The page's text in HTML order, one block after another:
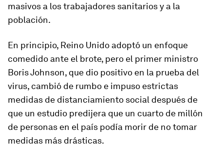
masivos a los trabajadores sanitarios y a la
población.
En principio, Reino Unido adoptó un enfoque
comedido ante el brote, pero el primer ministro
Boris Johnson, que dio positivo en la prueba del
virus, cambió de rumbo e impuso estrictas
medidas de distanciamiento social después de
que un estudio predijera que un cuarto de millón
de personas en el país podía morir de no tomar
medidas más drásticas.